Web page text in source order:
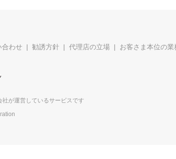
合わせ 勧誘方針 代理店の立場 お客さま本位の
社が運営しているサービスです